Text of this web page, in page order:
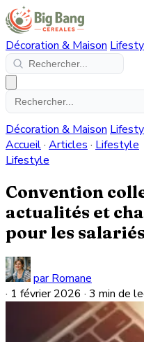
Décoration & Maison
Décoration & Maison
Accueil· Articles · Lifestyle
Lifestyle
Convention
actualités et
pour les
par Romane
· 1 février 2026 · 3 min de